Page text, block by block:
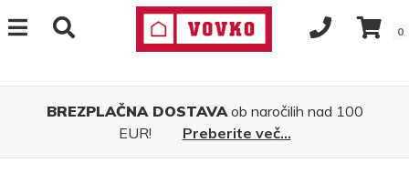
0
BREZPLAČNA DOSTAVAob naročilih nad 100
EUR!
Preberite več...